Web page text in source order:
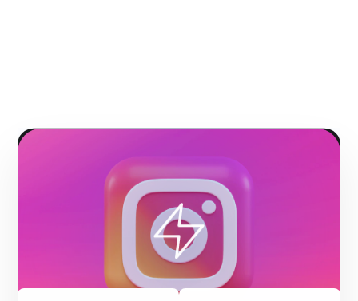
Gracias por confiar en
nosotros